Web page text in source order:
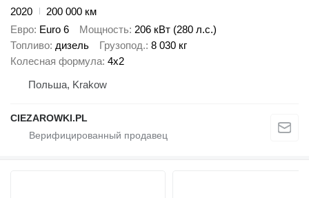
2020
200 000 км
Евро Euro 6 Мощность 206 кВт (280 л.с.)
Топливо дизель Грузопод. 8 030 кг
Колесная формула 4x2
Польша, Krakow
CIEZAROWKI.PL